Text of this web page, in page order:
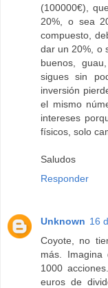
(100000€),
20%, o sea
compuesto,
dar un 20%, o
buenos,
sigues sin
inversión
el mismo
intereses
físicos, solo
Saludos
Responder
Unknown 16
Coyote, no
más.
1000
euros de